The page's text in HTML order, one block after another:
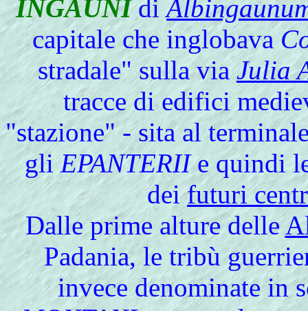
INGAUNIdi
capitale che inglobava
stradale" sulla viaJulia
tracce di edifici
"stazione" - sita al
gliEPANTERIIe quindi
deifuturi
Dalleprime alture delle
Padania, le tribù
invece denominate in